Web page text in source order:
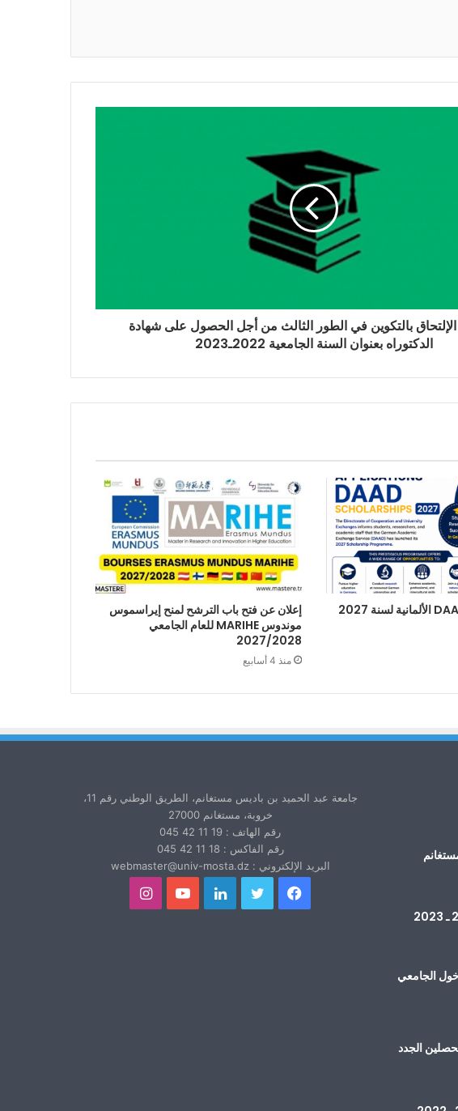
بالتكوين في الطور الثالث من أجل الحصول على شهادة
الدكتوراه بعنوان السنة الجامعية 2022ـ2023
إعلان عن فتح باب الترشح لمنح إيراسموس
موندوس MARIHE للعام الجامعي
2027/2028
منذ 4 أسابيع
الجامعي
الجدد
جامعة عبد الحميد بن باديس مستغانم، الطريق الوطني رقم 11،
خروبة، مستغانم 27000
رقم الهاتف : 19 11 42 045
رقم الفاكس : 18 11 42 045
البريد الإلكتروني : webmaster@univ-mosta.dz
فيسبوك تويتر لينكدإنيوتيوبانستقرام